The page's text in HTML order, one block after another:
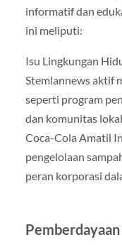
informatif dan
ini meliputi:
Isu Lingkungan
Stemlannews aktif
seperti program
dan komunitas
Coca-Cola Amatil
pengelolaan
peran korporasi